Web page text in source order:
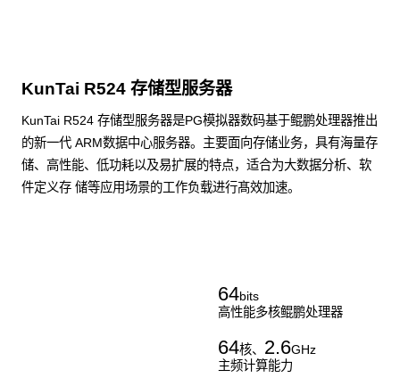
KunTai R524 存储型服务器
KunTai R524 存储型服务器是PG模拟器数码基于鲲鹏处理器推出
的新一代 ARM数据中心服务器。主要面向存储业务，具有海量存
储、高性能、低功耗以及易扩展的特点，适合为大数据分析、软
件定义存 储等应用场景的工作负载进行髙效加速。
64bits
高性能多核鲲鹏处理器
64核、 2.6GHz
主频计算能力